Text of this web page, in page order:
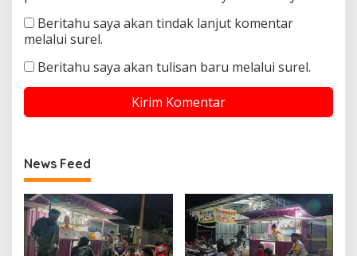
Beritahu saya akan tindak lanjut komentar
melalui surel.
Beritahu saya akan tulisan baru melalui surel.
News Feed